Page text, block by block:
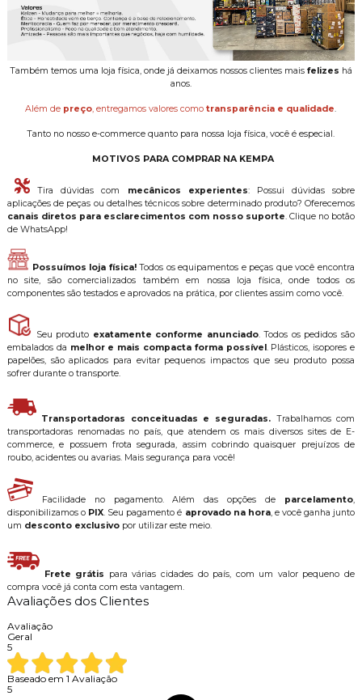
Também temos uma loja física, onde já deixamos nossos clientes mais felizes há
anos.
Além de preço, entregamos valores comotransparência e qualidade.
Tanto no nosso e-commerce quanto para nossa loja física, você é especial.
MOTIVOS PARA COMPRAR NA KEMPA
Tira dúvidas com mecânicos experientes: Possui dúvidas sobre
aplicações de peças ou detalhes técnicos sobre determinado produto? Oferecemos
canais diretos para esclarecimentos com nosso suporte. Clique no botão
de WhatsApp!
Possuímos loja física!Todos os equipamentos e peças que você encontra
no site, são comercializados também em nossa loja física, onde todos os
componentes são testados e aprovados na prática, por clientes assim como você.
Seu produto exatamente conforme anunciado. Todos os pedidos são
embalados da melhor e mais compacta forma possível. Plásticos, isopores e
papelões, são aplicados para evitar pequenos impactos que seu produto possa
sofrer durante o transporte.
Transportadoras conceituadas e seguradas. Trabalhamos com
transportadoras renomadas no país, que atendem os mais diversos sites de E-
commerce, e possuem frota segurada, assim cobrindo quaisquer prejuízos de
roubo, acidentes ou avarias. Mais segurança para você!
Facilidade no pagamento. Além das opções de parcelamento,
disponibilizamos o PIX. Seu pagamento é aprovado na hora, e você ganha junto
um desconto exclusivopor utilizar este meio.
Frete grátis para várias cidades do país, com um valor pequeno de
compra você já conta com esta vantagem.
Avaliações dos Clientes
Avaliação
Geral
5
Baseado em 1 Avaliação
5